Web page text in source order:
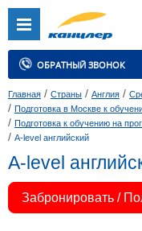
ОБРАТНЫЙ ЗВОНОК
Главная / Страны / Англия /
/ Подготовка в Москве к
/ Подготовка к обучению на
/ A-level английский
A-level
Забронировать /